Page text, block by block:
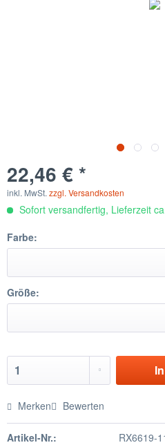
22,46 € *
inkl. MwSt. zzgl. Versandkosten
Sofort versandfertig, Lieferzeit
Farbe:
Größe:
Merken Bewerten
Artikel-Nr.:
RX6619-